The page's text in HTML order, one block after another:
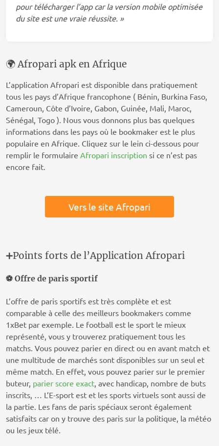
pour télécharger l’app car la version mobile optimisée
du site est une vraie réussite. »
🌍 Afropari apk en Afrique
L’application Afropari est disponible dans pratiquement
tous les pays d’Afrique francophone ( Bénin, Burkina Faso,
Cameroun, Côte d’Ivoire, Gabon, Guinée, Mali, Maroc,
Sénégal, Togo ). Nous vous donnons plus bas quelques
informations dans les pays où le bookmaker est le plus
populaire en Afrique. Cliquez sur le lein ci-dessous pour
remplir le formulaire Afropari inscription si ce n’est pas
encore fait.
Vers le site Afropari
➕Points forts de l’Application Afropari
⚽️ Offre de paris sportif
L’offre de paris sportifs est très complète et est
comparable à celle des meilleurs bookmakers comme
1xBet par exemple. Le football est le sport le mieux
représenté, vous y trouverez pratiquement tous les
matchs. Vous pouvez parier en direct ou en avant match et
une multitude de marchés sont disponibles sur un seul et
même match. En effet, vous pouvez parier sur le premier
buteur, parier score exact , avec handicap, nombre de buts
inscrits, … L’E-sport est et les sports virtuels sont aussi de
la partie. Les fans de paris spéciaux seront également
satisfaits car on y trouve des paris sur la politique, la météo
ou les jeux télé.